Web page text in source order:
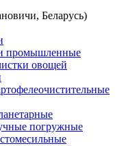
Беларусь)
промышленные
овощей
погружные